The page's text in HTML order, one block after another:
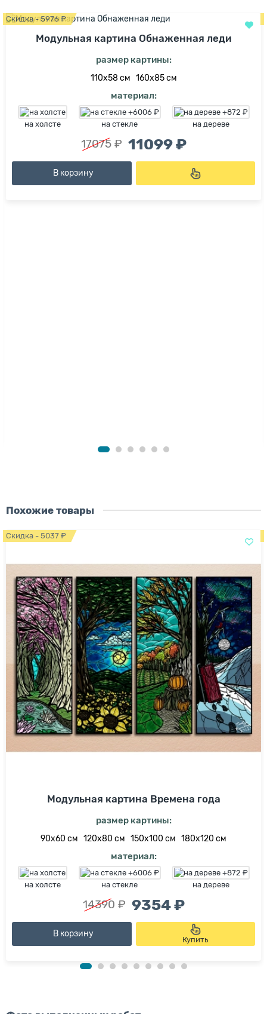
Скидка - 5976 ₽
Модульная картина Обнаженная леди
размер картины:
110х58 см 160х85 см
материал:
на холсте на стекле на дереве
17075 ₽ 11099 ₽
В корзину
Похожие товары
Скидка - 5037 ₽
Модульная картина Времена года
размер картины:
90х60 см 120х80 см 150х100 см 180х120 см
материал:
на холсте на стекле на дереве
14390 ₽ 9354 ₽
В корзину
Купить